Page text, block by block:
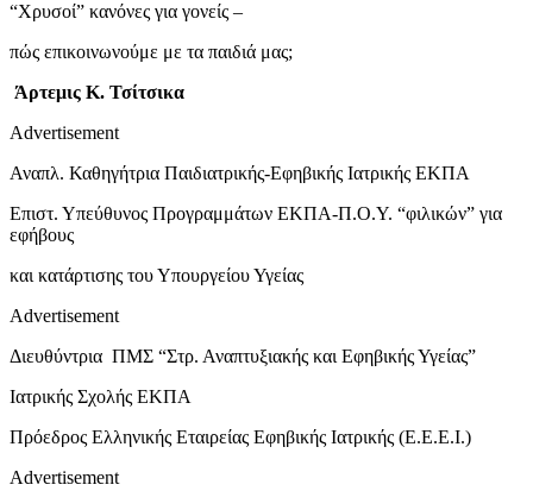
“Xρυσοί” κανόνες για γονείς –
πώς επικοινωνούμε με τα παιδιά μας;
Άρτεμις Κ. Τσίτσικα
Advertisement
Αναπλ. Καθηγήτρια Παιδιατρικής-Εφηβικής Ιατρικής ΕΚΠΑ
Επιστ. Υπεύθυνος Προγραμμάτων ΕΚΠΑ-Π.Ο.Υ. “φιλικών” για
εφήβους
και κατάρτισης του Υπουργείου Υγείας
Advertisement
Διευθύντρια ΠΜΣ “Στρ. Αναπτυξιακής και Εφηβικής Υγείας”
Ιατρικής Σχολής ΕΚΠΑ
Πρόεδρος Ελληνικής Εταιρείας Εφηβικής Ιατρικής (Ε.Ε.Ε.Ι.)
Advertisement